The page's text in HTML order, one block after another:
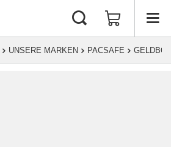
UNSERE MARKEN PACSAFE